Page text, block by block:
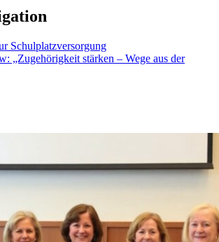
Schulplatzversorgung
„Zugehörigkeit stärken – Wege aus der